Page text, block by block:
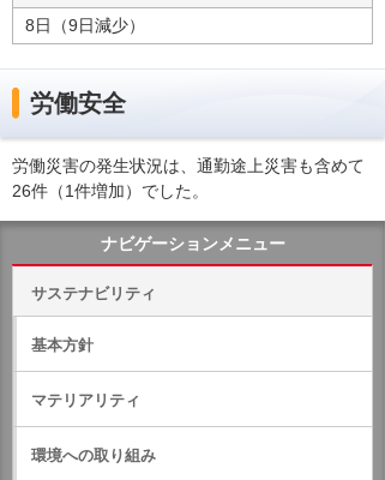
8日（9日減少）
労働安全
労働災害の発生状況は、通勤途上災害も含めて
26件（1件増加）でした。
ナビゲーションメニュー
サステナビリティ
基本方針
マテリアリティ
環境への取り組み